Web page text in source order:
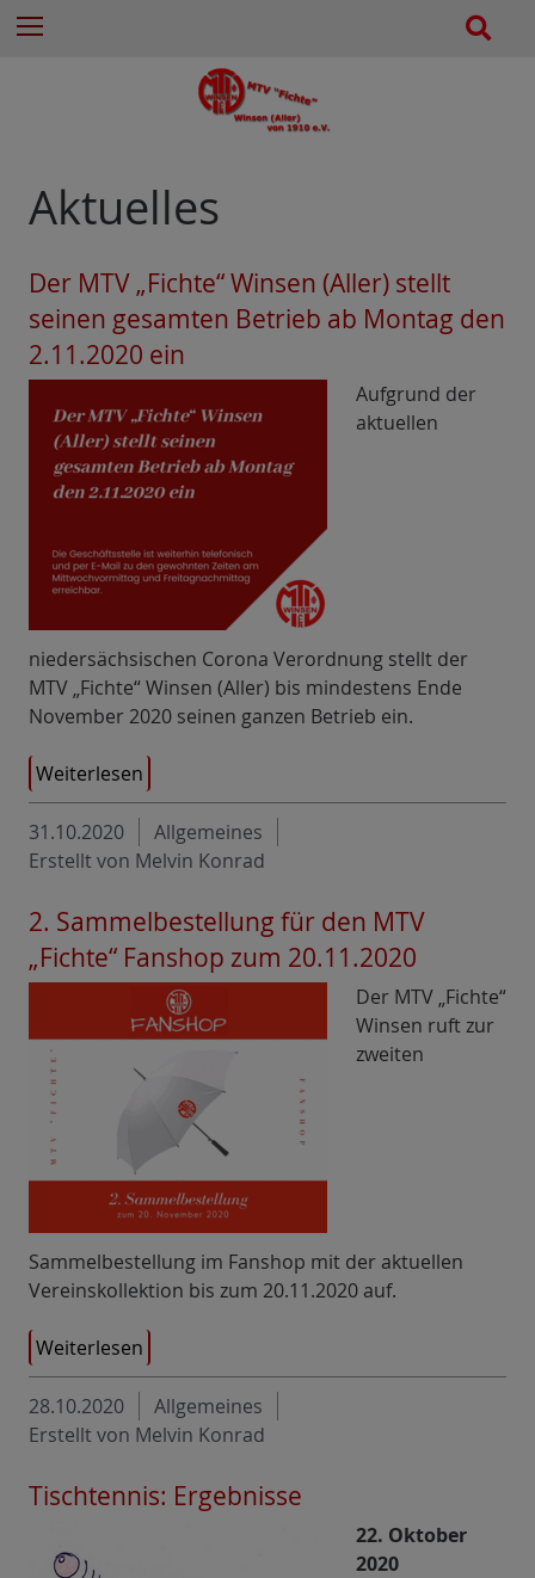
Aktuelles
Der MTV „Fichte“ Winsen (Aller) stellt
seinen gesamten Betrieb ab Montag den
2.11.2020 ein
Aufgrund der
aktuellen
niedersächsischen Corona Verordnung stellt der
MTV „Fichte“ Winsen (Aller) bis mindestens Ende
November 2020 seinen ganzen Betrieb ein.
Weiterlesen
31.10.2020
Allgemeines
Erstellt von Melvin Konrad
2. Sammelbestellung für den MTV
„Fichte“ Fanshop zum 20.11.2020
Der MTV „Fichte“
Winsen ruft zur
zweiten
Sammelbestellung im Fanshop mit der aktuellen
Vereinskollektion bis zum 20.11.2020 auf.
Weiterlesen
28.10.2020
Allgemeines
Erstellt von Melvin Konrad
Tischtennis: Ergebnisse
22. Oktober
2020